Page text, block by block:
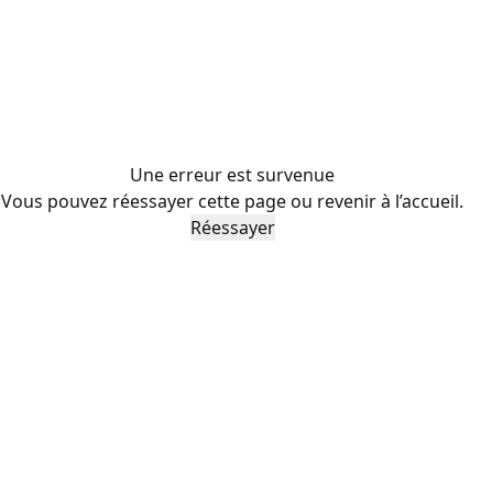
Une erreur est survenue
Vous pouvez réessayer cette page ou revenir à l’accueil.
Réessayer